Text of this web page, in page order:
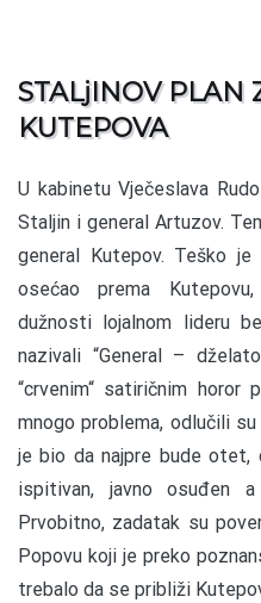
STALjINOV PLAN
KUTEPOVA
U kabinetu Vječeslava
Staljin i general Artuzov.
general Kutepov. Teško
osećao prema
dužnosti lojalnom lideru
nazivali “General –
“crvenim“ satiričnim horor
mnogo problema, odlučili
je bio da najpre bude otet,
ispitivan, javno osuđen
Prvobitno, zadatak su
Popovu koji je preko
trebalo da se približi